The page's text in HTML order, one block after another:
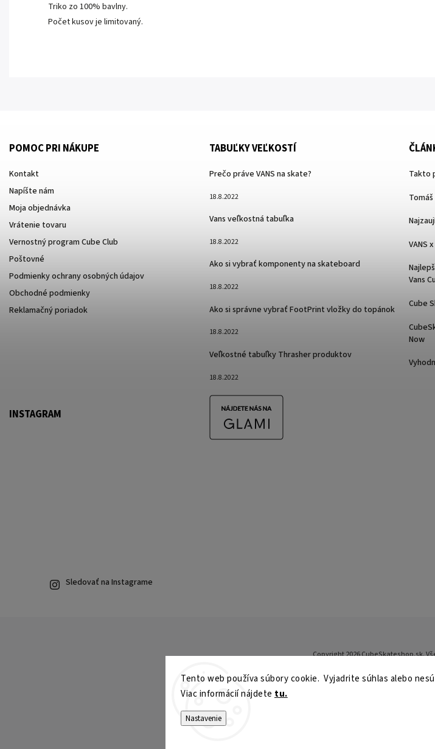
Tento web používa súbory cookie. Vyjadrite súhlas alebo
Viac informácií nájdete tu.
Nastavenie
Triko zo 100% bavlny.
Počet kusov je limitovaný.
POMOC PRI NÁKUPE
Kontakt
Napíšte nám
Moja objednávka
Vrátenie tovaru
Vernostný program Cube Club
Poštovné
Podmienky ochrany osobných údajov
Obchodné podmienky
Reklamačný poriadok
TABUĽKY VEĽKOSTÍ
Prečo práve VANS na skate?
18.8.2022
Vans veľkostná tabuľka
18.8.2022
Ako si vybrať komponenty na skateboard
18.8.2022
Ako si správne vybrať FootPrint vložky do topánok
18.8.2022
Veľkostné tabuľky Thrasher produktov
18.8.2022
Takto
VANS
Vans
Cube
Now
INSTAGRAM
Sledovať na Instagrame
Copyright 2026CubeSkateshop.sk.
VytvořilShoptet| Design